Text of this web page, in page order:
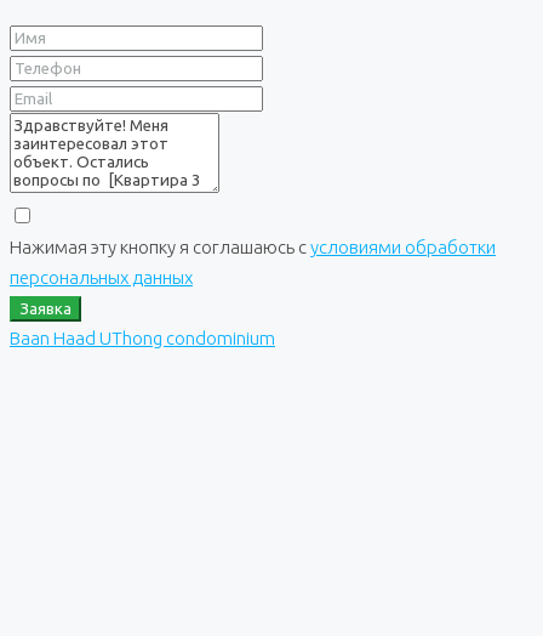
Нажимая эту кнопку я соглашаюсь сусловиями обработки
персональных данных
Заявка
Baan Haad UThong condominium